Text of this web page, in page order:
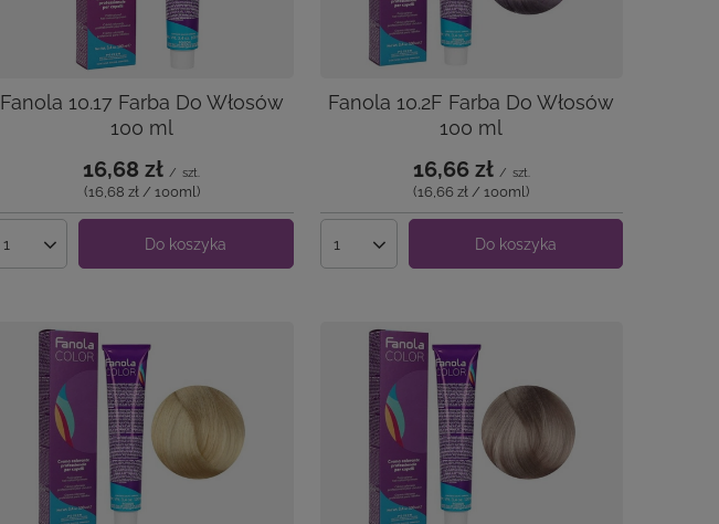
Fanola 10.17 Farba Do Włosów
100 ml
16,68 zł / szt.
(16,68 zł / 100ml)
Ilość produktów Do koszyka
Fanola 10.2F Farba Do Włosów
100 ml
16,66 zł / szt.
(16,66 zł / 100ml)
Ilość produktów Do koszyka